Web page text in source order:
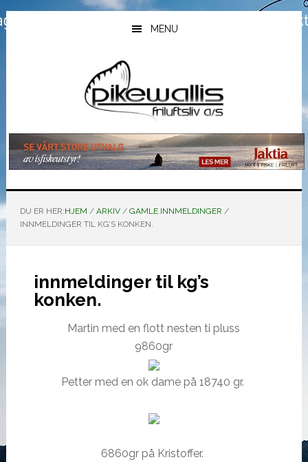
Hopp
til
Hopp
til
Hopp
til
MENU
DU ER HER:HJEM / ARKIV / GAMLE INNMELDINGER /
INNMELDINGER TIL KG’S KONKEN.
innmeldinger til kg’s
konken.
Martin med en flott nesten ti pluss
9860gr
Petter med en ok dame på 18740 gr.
6860gr på Kristoffer.